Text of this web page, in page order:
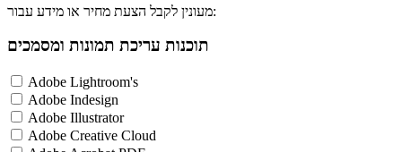
מעונין לקבל הצעת מחיר או מידע עבור:
תוכנות עריכת תמונות ומסמכים
Adobe Lightroom's
Adobe Indesign
Adobe Illustrator
Adobe Creative Cloud